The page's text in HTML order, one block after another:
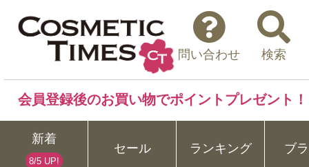
問い合わせ 検索
会員登録後のお買い物でポイントプレゼント！
新着
8/5 UP!
セール ランキング ブ